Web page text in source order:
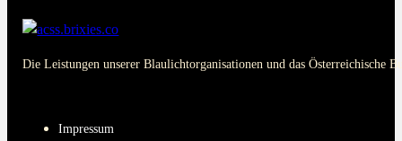
Die Leistungen unserer Blaulichtorganisationen und das Österreichische
Impressum